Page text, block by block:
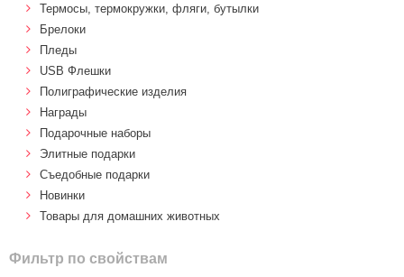
Термосы, термокружки, фляги, бутылки
Брелоки
Пледы
USB Флешки
Полиграфические изделия
Награды
Подарочные наборы
Элитные подарки
Cъедобные подарки
Новинки
Товары для домашних животных
Фильтр по свойствам